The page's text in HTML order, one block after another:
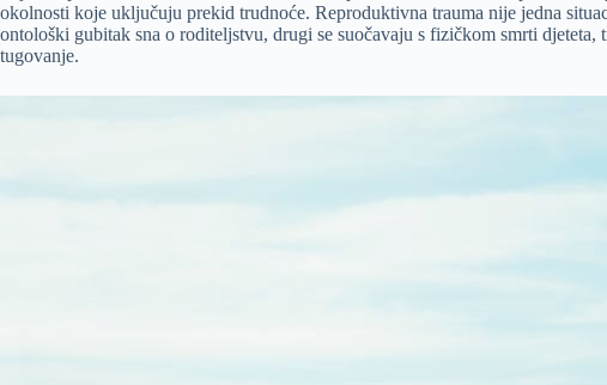
okolnosti koje uključuju prekid trudnoće. Reproduktivna trauma nije jedna
ontološki gubitak sna o roditeljstvu, drugi se suočavaju s fizičkom smrti
tugovanje.